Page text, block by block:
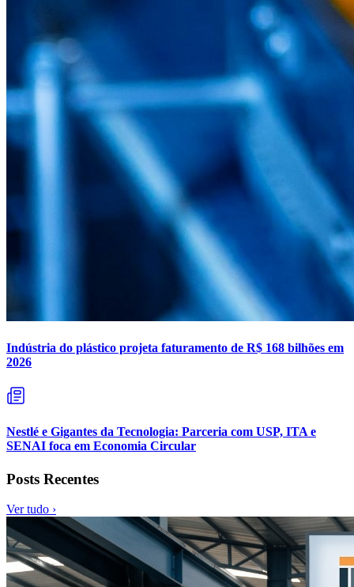
Indústria do plástico projeta faturamento de R$ 168 bilhões em
2026
Nestlé e Gigantes da Tecnologia: Parceria com USP, ITA e
SENAI foca em Economia Circular
Posts Recentes
Ver tudo ›